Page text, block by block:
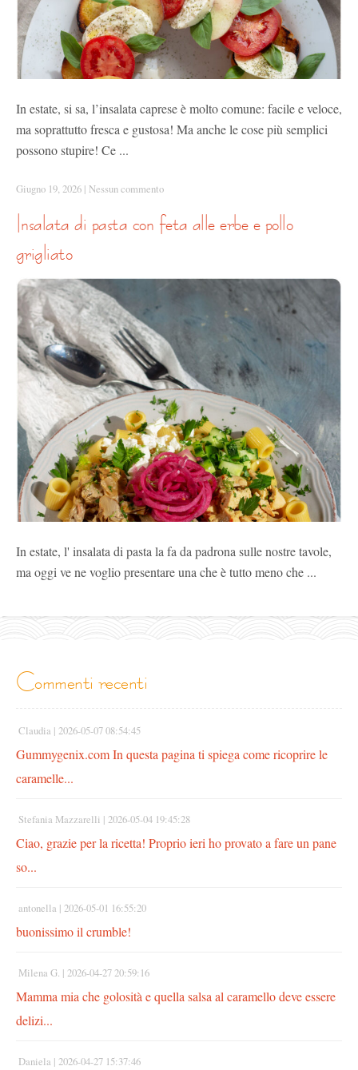
In estate, si sa, l’insalata caprese è molto comune: facile e veloce,
ma soprattutto fresca e gustosa! Ma anche le cose più semplici
possono stupire! Ce ...
Giugno 19, 2026 | Nessun commento
grigliato
In estate, l' insalata di pasta la fa da padrona sulle nostre tavole,
ma oggi ve ne voglio presentare una che è tutto meno che ...
commenti recenti
Claudia | 2026-05-07 08:54:45
Gummygenix.com In questa pagina ti spiega come ricoprire le
caramelle...
Stefania Mazzarelli | 2026-05-04 19:45:28
Ciao, grazie per la ricetta! Proprio ieri ho provato a fare un pane
so...
antonella | 2026-05-01 16:55:20
buonissimo il crumble!
Milena G. | 2026-04-27 20:59:16
Mamma mia che golosità e quella salsa al caramello deve essere
delizi...
Daniela | 2026-04-27 15:37:46